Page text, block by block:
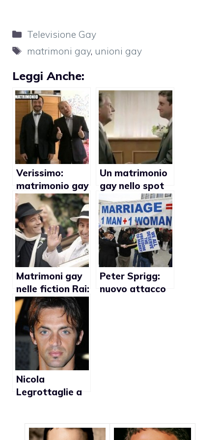
Categorie
Televisione Gay
Tag
matrimoni gay, unioni gay
Leggi Anche:
Verissimo:
matrimonio gay
tra Eduardo e
Alessandro
raccontato da
Silvia Toffanin
Un matrimonio
gay nello spot
Renault
Matrimoni gay
nelle fiction Rai:
il consigliere De
Laurentiis
contrario
Peter Sprigg:
nuovo attacco
Nicola
Legrottaglie a
avessi un figlio